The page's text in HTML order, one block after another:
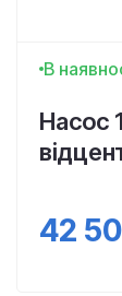
В
Насос
42